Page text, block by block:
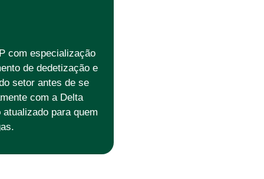
com especialização
de dedetização e
setor antes de se
com a Delta
para quem